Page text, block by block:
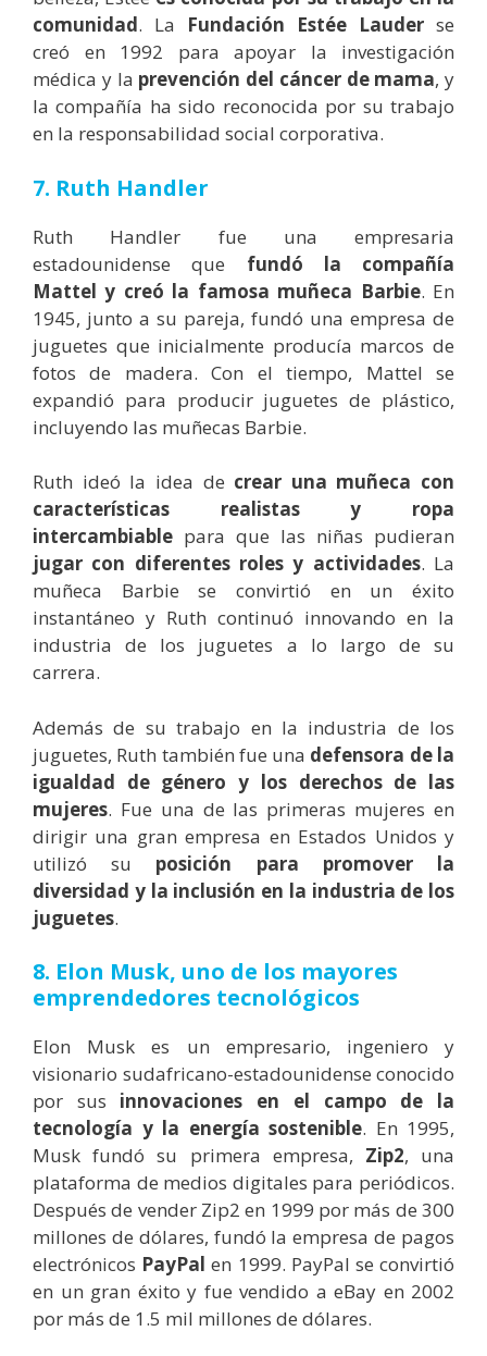
comunidad. La Fundación Estée Lauder se
creó en 1992 para apoyar la investigación
médica y la prevención del cáncer de mama, y
la compañía ha sido reconocida por su trabajo
en la responsabilidad social corporativa.
7. Ruth Handler
Ruth Handler fue una empresaria
estadounidense que fundó la compañía
Mattel y creó la famosa muñeca Barbie. En
1945, junto a su pareja, fundó una empresa de
juguetes que inicialmente producía marcos de
fotos de madera. Con el tiempo, Mattel se
expandió para producir juguetes de plástico,
incluyendo las muñecas Barbie.
Ruth ideó la idea de crear una muñeca con
características realistas y ropa
intercambiable para que las niñas pudieran
jugar con diferentes roles y actividades. La
muñeca Barbie se convirtió en un éxito
instantáneo y Ruth continuó innovando en la
industria de los juguetes a lo largo de su
carrera.
Además de su trabajo en la industria de los
juguetes, Ruth también fue una defensora de la
igualdad de género y los derechos de las
mujeres. Fue una de las primeras mujeres en
dirigir una gran empresa en Estados Unidos y
utilizó su posición para promover la
diversidad y la inclusión en la industria de los
juguetes.
8. Elon Musk, uno de los mayores
emprendedores tecnológicos
Elon Musk es un empresario, ingeniero y
visionario sudafricano-estadounidense conocido
por sus innovaciones en el campo de la
tecnología y la energía sostenible. En 1995,
Musk fundó su primera empresa, Zip2, una
plataforma de medios digitales para periódicos.
Después de vender Zip2 en 1999 por más de 300
millones de dólares, fundó la empresa de pagos
electrónicos PayPal en 1999. PayPal se convirtió
en un gran éxito y fue vendido a eBay en 2002
por más de 1.5 mil millones de dólares.